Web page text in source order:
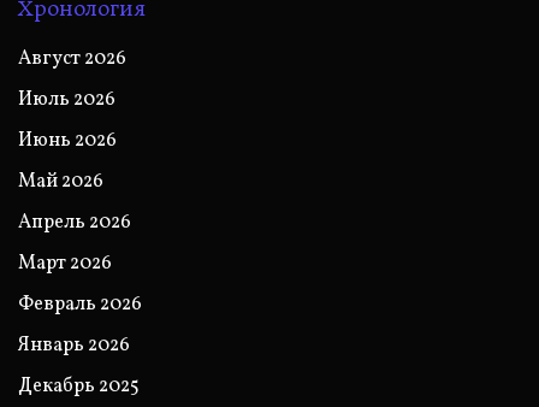
Хронология
Август 2026
Июль 2026
Июнь 2026
Май 2026
Апрель 2026
Март 2026
Февраль 2026
Январь 2026
Декабрь 2025